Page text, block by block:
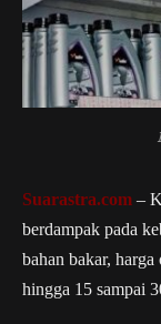
Suarastra.com –
berdampak pada
bahan bakar,
hingga 15 sampai